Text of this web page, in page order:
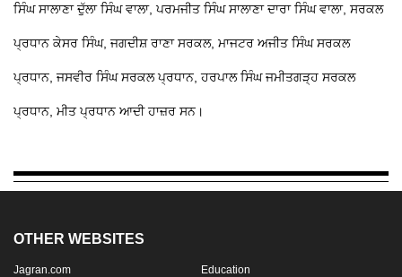
ਸਿੰਘ ਸਾਲਾਣਾ ਦੁੱਲਾ ਸਿੰਘ ਵਾਲਾ, ਪਰਮਜੀਤ ਸਿੰਘ ਸਾਲਾਣਾ ਦਾਰਾ ਸਿੰਘ ਵਾਲਾ, ਸਰਕਲ
ਪ੍ਰਧਾਨ ਕੇਸਰ ਸਿੰਘ, ਜਗਦੀਸ਼ ਰਾਣਾ ਸਰਕਲ, ਮਾਜਟਰ ਅਜੀਤ ਸਿੰਘ ਸਰਕਲ
ਪ੍ਰਧਾਨ, ਜਸਵੀਰ ਸਿੰਘ ਸਰਕਲ ਪ੍ਰਧਾਨ, ਹਰਪਾਲ ਸਿੰਘ ਜਮੀਤਗੜ੍ਹ ਸਰਕਲ
ਪ੍ਰਧਾਨ, ਮੀਤ ਪ੍ਰਧਾਨ ਆਦੀ ਹਾਜ਼ਰ ਸਨ।
OTHER WEBSITES
Jagran.com Education